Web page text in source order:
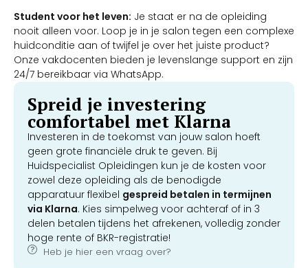
Student voor het leven: Je staat er na de opleiding
nooit alleen voor. Loop je in je salon tegen een complexe
huidconditie aan of twijfel je over het juiste product?
Onze vakdocenten bieden je levenslange support en zijn
24/7 bereikbaar via WhatsApp.
Spreid je investering
comfortabel met Klarna
Investeren in de toekomst van jouw salon hoeft
geen grote financiële druk te geven. Bij
Huidspecialist Opleidingen kun je de kosten voor
zowel deze opleiding als de benodigde
apparatuur flexibel gespreid betalen in termijnen
via Klarna. Kies simpelweg voor achteraf of in 3
delen betalen tijdens het afrekenen, volledig zonder
hoge rente of BKR-registratie!
Heb je hier een vraag over?